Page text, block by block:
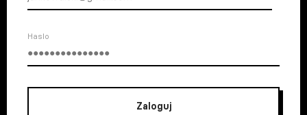
Haslo
Zaloguj